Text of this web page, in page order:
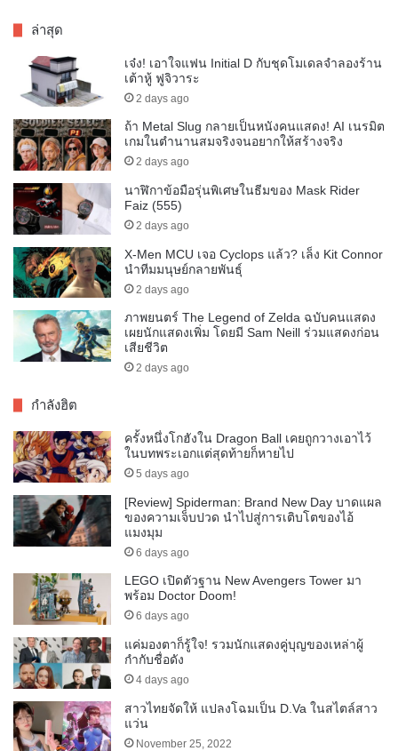
ล่าสุด
เจ๋ง! เอาใจแฟน Initial D กับชุดโมเดลจำลองร้าน
เต้าหู้ ฟูจิวาระ
2 days ago
ถ้า Metal Slug กลายเป็นหนังคนแสดง! AI เนรมิต
เกมในตำนานสมจริงจนอยากให้สร้างจริง
2 days ago
นาฬิกาข้อมือรุ่นพิเศษในธีมของ Mask Rider
Faiz (555)
2 days ago
X-Men MCU เจอ Cyclops แล้ว? เล็ง Kit Connor
นำทีมมนุษย์กลายพันธุ์
2 days ago
ภาพยนตร์ The Legend of Zelda ฉบับคนแสดง
เผยนักแสดงเพิ่ม โดยมี Sam Neill ร่วมแสดงก่อน
เสียชีวิต
2 days ago
กำลังฮิต
ครั้งหนึ่งโกฮังใน Dragon Ball เคยถูกวางเอาไว้
ในบทพระเอกแต่สุดท้ายก็หายไป
5 days ago
[Review] Spiderman: Brand New Day บาดแผล
ของความเจ็บปวด นำไปสู่การเติบโตของไอ้
แมงมุม
6 days ago
LEGO เปิดตัวฐาน New Avengers Tower มา
พร้อม Doctor Doom!
6 days ago
แค่มองตาก็รู้ใจ! รวมนักแสดงคู่บุญของเหล่าผู้
กำกับชื่อดัง
4 days ago
สาวไทยจัดให้ แปลงโฉมเป็น D.Va ในสไตล์สาว
แว่น
November 25, 2022